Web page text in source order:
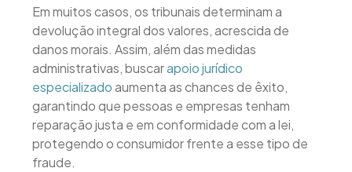
Em muitos casos, os tribunais determinam a
devolução integral dos valores, acrescida de
danos morais. Assim, além das medidas
administrativas, buscarapoio jurídico
especializadoaumenta as chances de êxito,
garantindo que pessoas e empresas tenham
reparação justa e em conformidade com a lei,
protegendo o consumidor frente a esse tipo de
fraude.